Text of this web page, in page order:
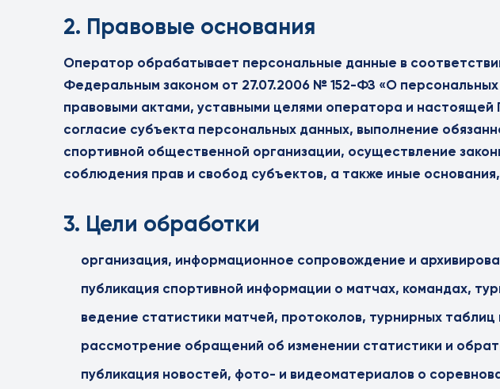
2. Правовые основания
Оператор обрабатывает персональные данные в
Федеральным законом от 27.07.2006 № 152-ФЗ «О
правовыми актами, уставными целями оператора и
согласие субъекта персональных данных, выполнение
спортивной общественной организации, осуществление
соблюдения прав и свобод субъектов, а также иные
3. Цели обработки
организация, информационное сопровождение и
публикация спортивной информации о матчах, командах,
ведение статистики матчей, протоколов, турнирных таблиц
рассмотрение обращений об изменении статистики и
публикация новостей, фото- и видеоматериалов о